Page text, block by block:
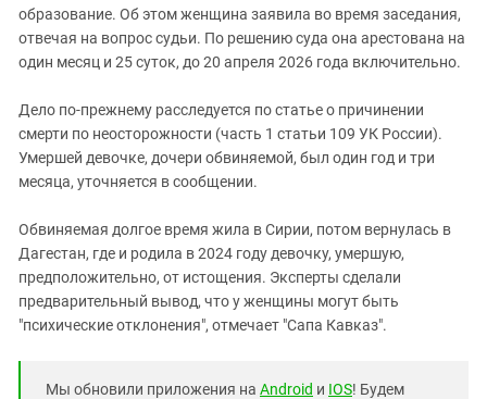
образование. Об этом женщина заявила во время заседания,
отвечая на вопрос судьи. По решению суда она арестована на
один месяц и 25 суток, до 20 апреля 2026 года включительно.
Дело по-прежнему расследуется по статье о причинении
смерти по неосторожности (часть 1 статьи 109 УК России).
Умершей девочке, дочери обвиняемой, был один год и три
месяца, уточняется в сообщении.
Обвиняемая долгое время жила в Сирии, потом вернулась в
Дагестан, где и родила в 2024 году девочку, умершую,
предположительно, от истощения. Эксперты сделали
предварительный вывод, что у женщины могут быть
"психические отклонения", отмечает "Сапа Кавказ".
Мы обновили приложения на Android и IOS! Будем